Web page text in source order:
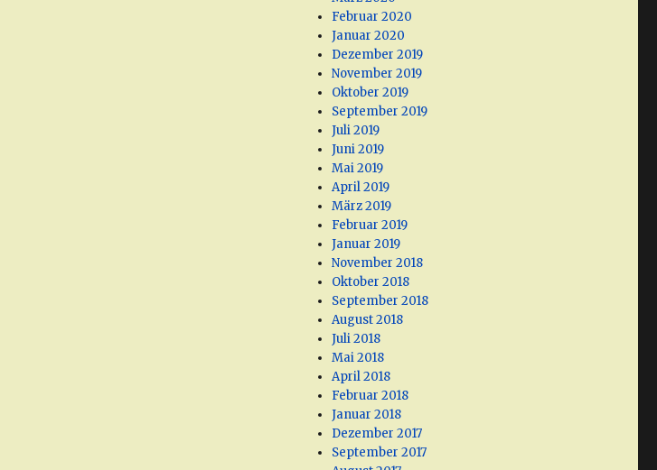
Februar 2020
Januar 2020
Dezember 2019
November 2019
Oktober 2019
September 2019
Juli 2019
Juni 2019
Mai 2019
April 2019
März 2019
Februar 2019
Januar 2019
November 2018
Oktober 2018
September 2018
August 2018
Juli 2018
Mai 2018
April 2018
Februar 2018
Januar 2018
Dezember 2017
September 2017